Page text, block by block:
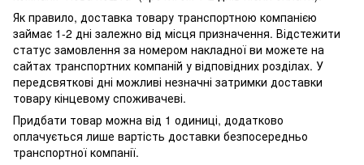
Як правило, доставка товару транспортною компанією
займає 1-2 дні залежно від місця призначення. Відстежити
статус замовлення за номером накладної ви можете на
сайтах транспортних компаній у відповідних розділах. У
передсвяткові дні можливі незначні затримки доставки
товару кінцевому споживачеві.
Придбати товар можна від 1 одиниці, додатково
оплачується лише вартість доставки безпосередньо
транспортної компанії.